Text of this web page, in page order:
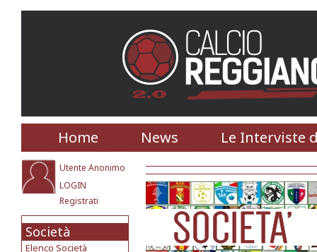
Home News Le Interviste
Utente Anonimo
LOGIN
Registrati
Società
Elenco Società